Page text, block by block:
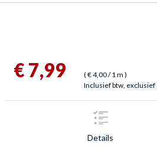
€ 7,99 (€ 4,00/ 1 m )
Inclusief btw, exclusief
Details